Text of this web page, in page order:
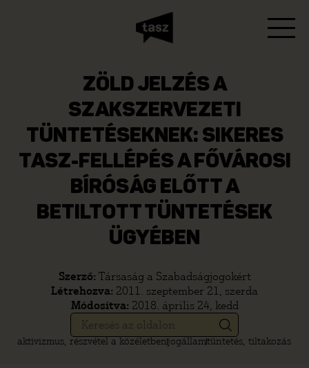
ZÖLD JELZÉS A
SZAKSZERVEZETI
TÜNTETÉSEKNEK: SIKERES
TASZ-FELLÉPÉS A FŐVÁROSI
BÍRÓSÁG ELŐTT A
BETILTOTT TÜNTETÉSEK
ÜGYÉBEN
Szerző: Társaság a Szabadságjogokért
Létrehozva: 2011. szeptember 21, szerda
Módosítva: 2018. április 24, kedd
aktivizmus, részvétel a közéletbenjogállamtüntetés, tiltakozás